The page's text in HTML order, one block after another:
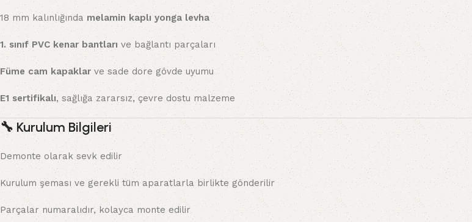
18 mm kalınlığında melamin kaplı yonga levha
1. sınıf PVC kenar bantları ve bağlantı parçaları
Füme cam kapaklar ve sade dore gövde uyumu
E1 sertifikalı, sağlığa zararsız, çevre dostu malzeme
🔧Kurulum Bilgileri
Demonte olarak sevk edilir
Kurulum şeması ve gerekli tüm aparatlarla birlikte gönderilir
Parçalar numaralıdır, kolayca monte edilir